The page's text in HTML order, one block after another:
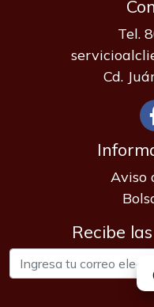
Tel.
Cd.
Aviso
Recibe